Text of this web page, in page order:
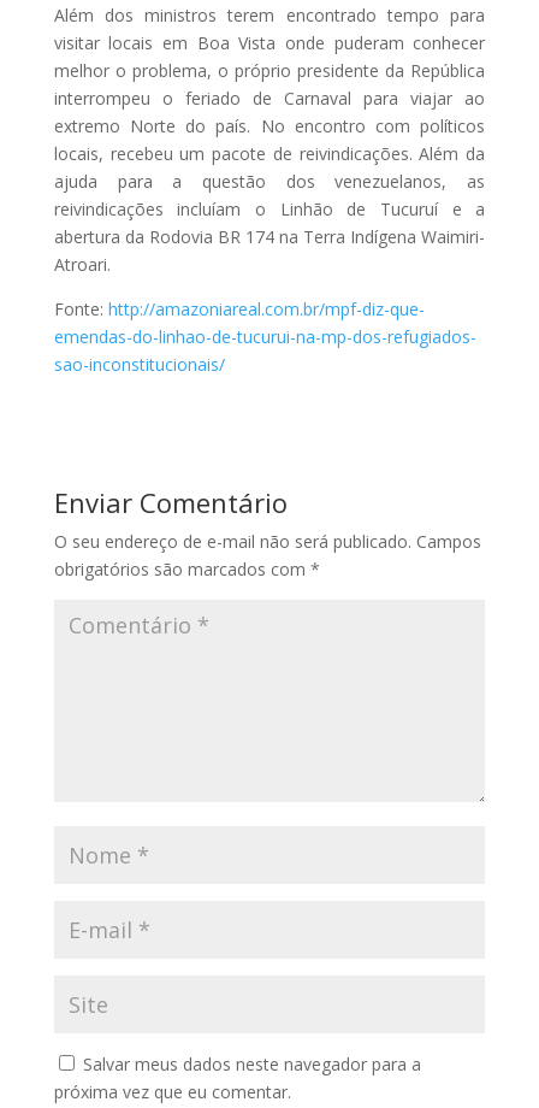
Além dos ministros terem encontrado tempo para
visitar locais em Boa Vista onde puderam conhecer
melhor o problema, o próprio presidente da República
interrompeu o feriado de Carnaval para viajar ao
extremo Norte do país. No encontro com políticos
locais, recebeu um pacote de reivindicações. Além da
ajuda para a questão dos venezuelanos, as
reivindicações incluíam o Linhão de Tucuruí e a
abertura da Rodovia BR 174 na Terra Indígena Waimiri-
Atroari.
Fonte: http://amazoniareal.com.br/mpf-diz-que-
emendas-do-linhao-de-tucurui-na-mp-dos-refugiados-
sao-inconstitucionais/
Enviar Comentário
O seu endereço de e-mail não será publicado. Campos
obrigatórios são marcados com *
Salvar meus dados neste navegador para a
próxima vez que eu comentar.